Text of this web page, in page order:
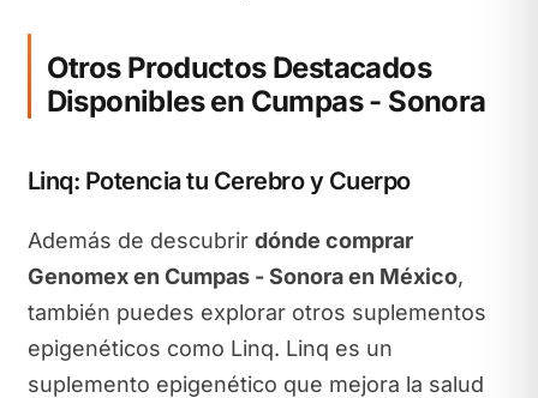
Otros Productos Destacados
Disponibles en Cumpas - Sonora
Linq: Potencia tu Cerebro y Cuerpo
Además de descubrir dónde comprar
Genomex en Cumpas - Sonora en México,
también puedes explorar otros suplementos
epigenéticos como Linq. Linq es un
suplemento epigenético que mejora la salud